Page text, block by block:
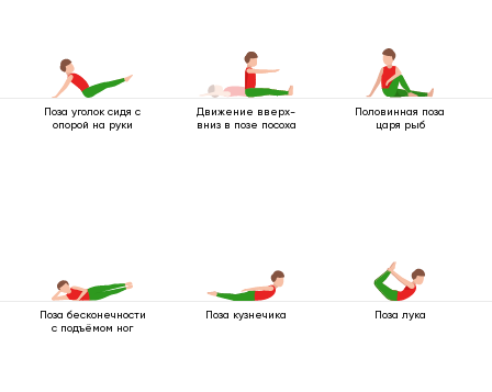
Поза уголок сидя с
опорой на руки
Движение вверх-
вниз в позе посоха
Половинная поза
царя рыб
Поза бесконечности
с подъёмом ног
Поза кузнечика Поза лука